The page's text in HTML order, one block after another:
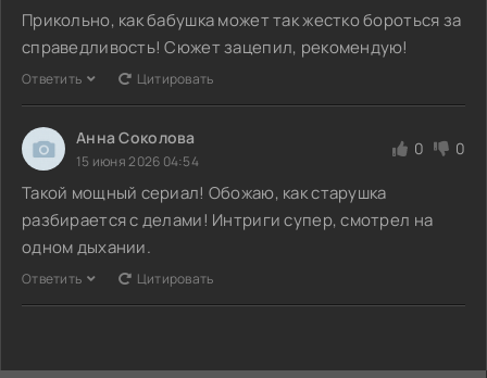
Прикольно, как бабушка может так жестко бороться за
справедливость! Сюжет зацепил, рекомендую!
Ответить Цитировать
Анна Соколова
15 июня 2026 04:54
0 0
Такой мощный сериал! Обожаю, как старушка
разбирается с делами! Интриги супер, смотрел на
одном дыхании.
Ответить Цитировать